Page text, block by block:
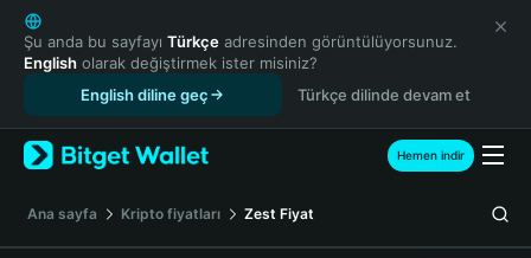
English
日本語
Tiếng Việt
Español (Latinoamérica)
Türkçe
Français
Deutsch
Şu anda bu sayfayı Türkçe adresinden görüntülüyorsunuz.
English olarak değiştirmek ister misiniz?
English diline geç
Türkçe dilinde devam et
Hemen indir
Ana sayfa Kripto fiyatları Zest Fiyat